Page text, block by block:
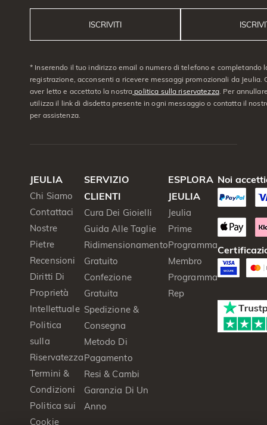
ISCRIVITI
* Inserendo il tuo indirizzo email o numero di telefono e completando
registrazione, acconsenti a ricevere messaggi promozionali da Jeulia.
aver letto e accettato la nostra politica sulla riservatezza. Per
utilizza il link di disdetta presente in ogni messaggio o contatta il
per assistenza.
JEULIA
Chi Siamo
Contattaci
Nostre
Pietre
Recensioni
Diritti Di
Proprietà
Intellettuale
Politica
sulla
Riservatezza
Termini &
Condizioni
Politica sui
Cookie
SERVIZIO
CLIENTI
Cura Dei Gioielli
Guida Alle Taglie
Ridimensionamento
Gratuito
Confezione
Gratuita
Spedizione &
Consegna
Metodo Di
Pagamento
Resi & Cambi
Garanzia Di Un
Anno
ESPLORA
JEULIA
Jeulia
Prime
Programma
Membro
Programma
Rep
Noi